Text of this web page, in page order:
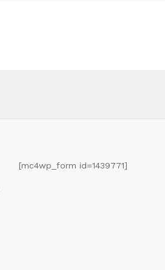
[mc4wp_form id=1439771]